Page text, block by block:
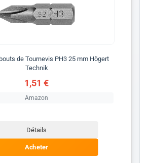
de Tournevis PH3 25 mm Högert
Technik
1,51 €
Amazon
Détails
Acheter